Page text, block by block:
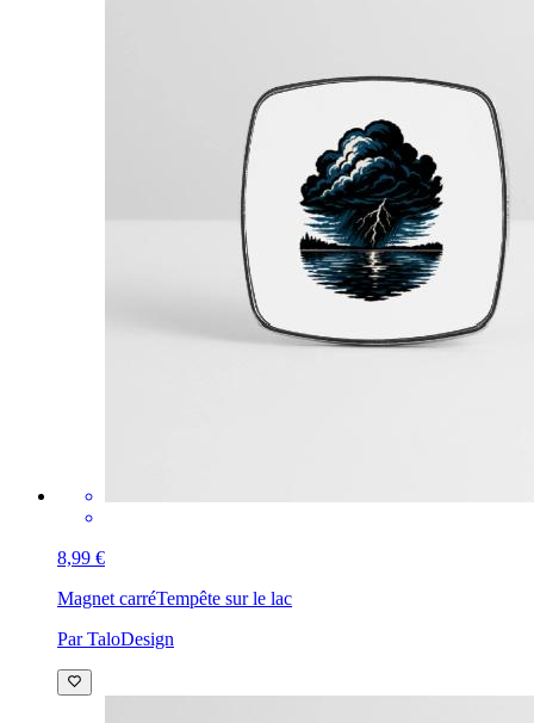
8,99 €
Magnet carréTempête sur le lac
Par TaloDesign